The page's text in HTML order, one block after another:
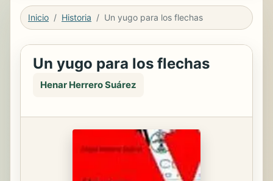
Inicio Historia Un yugo para los flechas
Un yugo para los flechas
Henar Herrero Suárez